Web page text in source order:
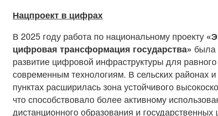
Нацпроект в цифрах
В 2025 году работа по национальному проекту
цифровая трансформация государства» была
развитие цифровой инфраструктуры для
современным технологиям. В сельских районах
пунктах расширилась зона устойчивого
что способствовало более активному
дистанционного образования и